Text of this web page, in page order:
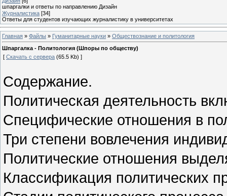
шпаргалки и ответы по направлению Дизайн
Журналистика [34]
Ответы для студентов изучающих журналистику в университетах
Главная » Файлы » Гуманитарные науки » Обществознание и политология
Шпаргалка - Политология (Шпоры по обществу)
[ Скачать с сервера (65.5 Kb) ]
Содержание.
Политическая деятельность
Специфические отношения в
Три степени вовлечения
Политические отношения
Классификация политических